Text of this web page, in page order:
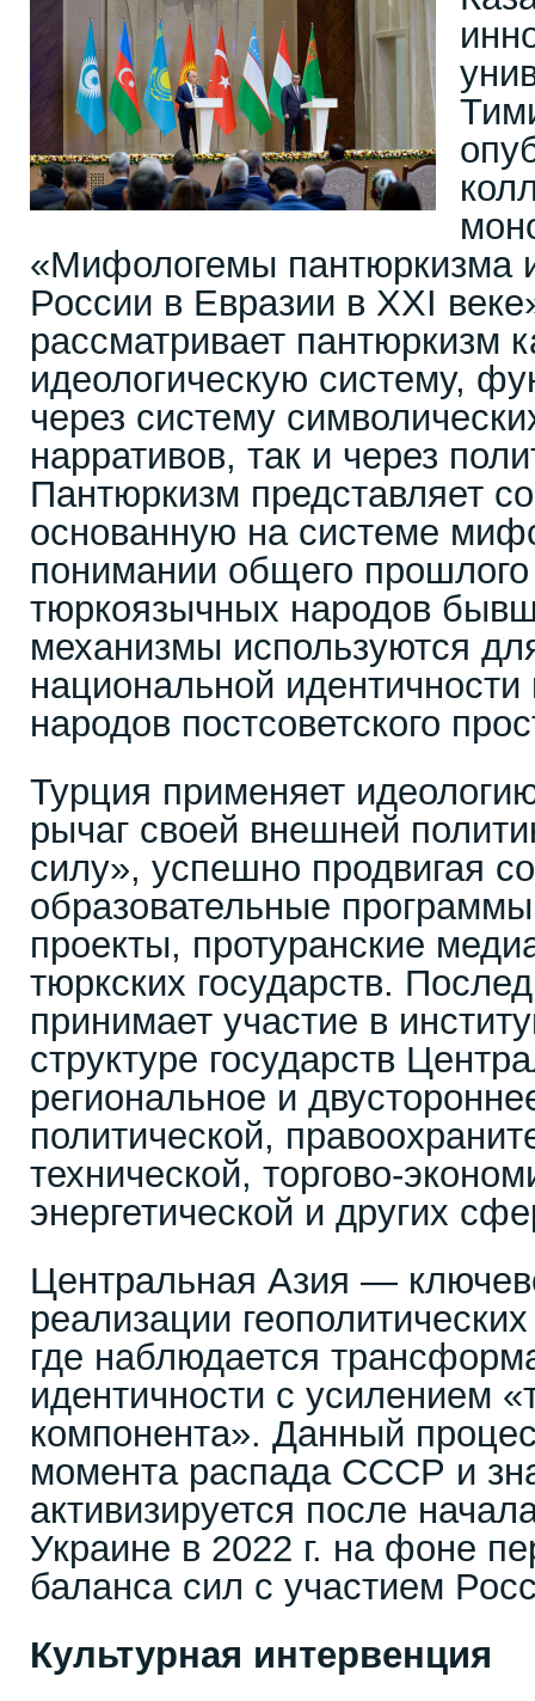
«Мифологемы пантюркизма
России в Евразии в XXI
рассматривает пантюркизм
идеологическую систему,
через систему
нарративов, так и через
Пантюркизм представляет
основанную на системе
понимании общего
тюркоязычных народов
механизмы используются
национальной идентичности
народов постсоветского
Турция применяет
рычаг своей внешней
силу», успешно продвигая
образовательные
проекты, протуранские
тюркских государств.
принимает участие в
структуре государств
региональное и
политической,
технической, торгово-
энергетической и других
Центральная Азия —
реализации
где наблюдается
идентичности с усилением
компонента». Данный
момента распада СССР и
активизируется после
Украине в 2022 г. на фоне
баланса сил с участием
Культурная интервенция